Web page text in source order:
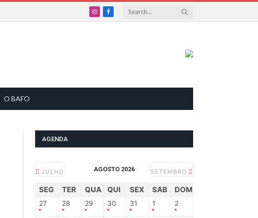
InstagramFacebook
O BAFO
AGENDA
JULHO AGOSTO 2026 SETEMBRO
SEG TER QUA QUI SEX SAB DOM
27 28 29 30 31 1 2